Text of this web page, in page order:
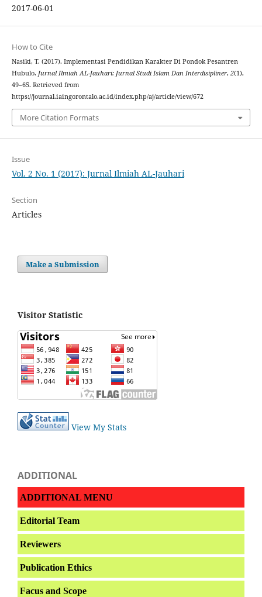
2017-06-01
How to Cite
Nasiki, T. (2017). Implementasi Pendidikan Karakter Di Pondok Pesantren
Hubulo. Jurnal Ilmiah AL-Jauhari: Jurnal Studi Islam Dan Interdisipliner, 2(1),
49–65. Retrieved from
https://journal.iaingorontalo.ac.id/index.php/aj/article/view/672
More Citation Formats
Issue
Vol. 2 No. 1 (2017): Jurnal Ilmiah AL-Jauhari
Section
Articles
Make a Submission
Visitor Statistic
View My Stats
ADDITIONAL
ADDITIONAL MENU
Editorial Team
Reviewers
Publication Ethics
Facus and Scope